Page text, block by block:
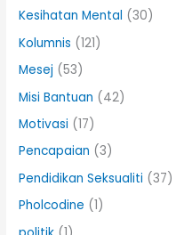
Kesihatan Mental (30)
Kolumnis (121)
Mesej (53)
Misi Bantuan (42)
Motivasi (17)
Pencapaian (3)
Pendidikan Seksualiti (37)
Pholcodine (1)